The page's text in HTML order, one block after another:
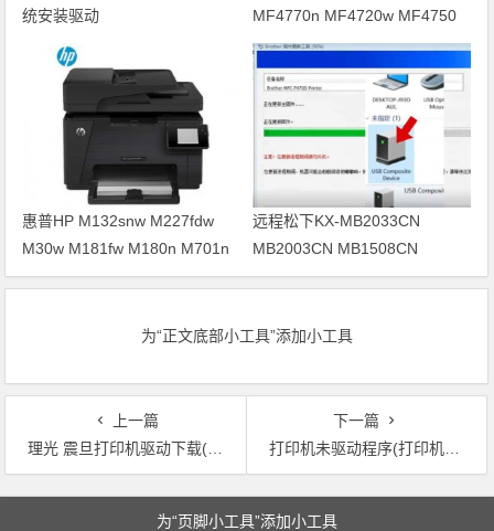
统安装驱动
MF4770n MF4720w MF4750
打印机驱动安装
惠普HP M132snw M227fdw
M30w M181fw M180n M701n
打印机驱动安装
远程松下KX-MB2033CN
MB2003CN MB1508CN
MB2038CN打印机驱动安装
为“正文底部小工具”添加小工具
上一篇
理光 震旦打印机驱动下载(理光震旦打印机驱动程序下载，最新版更新！)
下一篇
打印机未驱动程序(打印机驱动程序缺失问题解决方案)
文章导航
为“页脚小工具”添加小工具